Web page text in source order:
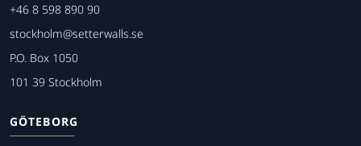
+46 8 598 890 90
stockholm@setterwalls.se
P.O. Box 1050
101 39 Stockholm
GÖTEBORG